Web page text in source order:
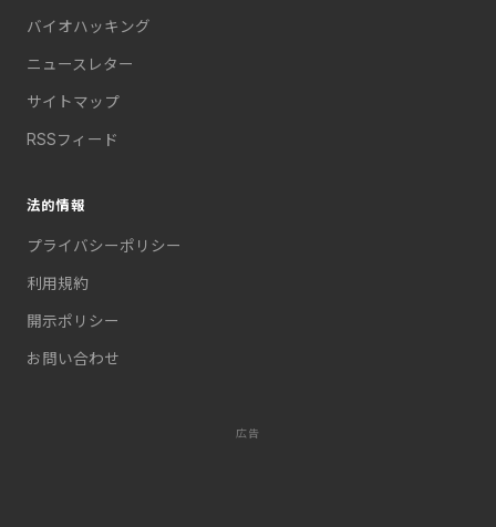
バイオハッキング
ニュースレター
サイトマップ
RSSフィード
法的情報
プライバシーポリシー
利用規約
開示ポリシー
お問い合わせ
広告